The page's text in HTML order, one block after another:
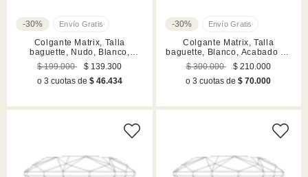
-30%
Colgante Matrix, Talla
baguette, Nudo, Blanco,
Acabado en rodio
$ 199.000
$ 139.300
o 3 cuotas de $ 46.434
-30%
Colgante Matrix, Talla
baguette, Blanco, Acabado en
rodio
$ 300.000
$ 210.000
o 3 cuotas de$ 70.000